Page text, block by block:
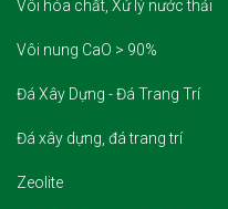
Vôi nung CaO > 90%
Đá Xây Dựng - Đá Trang Trí
Đá xây dựng, đá trang trí
Zeolite
Dolomite tự nhiên 21%MgO